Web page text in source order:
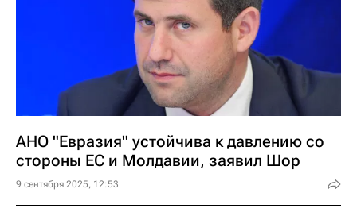
АНО "Евразия" устойчива к давлению со
стороны ЕС и Молдавии, заявил Шор
9 сентября 2025, 12:53